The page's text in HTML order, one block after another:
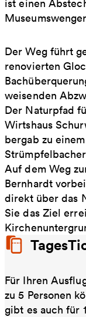
ist einen
Der Weg führt
renovierten
weisenden
Der Naturpfad
Wirtshaus
bergab zu
Auf dem Weg
Bernhardt
direkt über das
Sie das Ziel
Für Ihren
zu 5 Personen
gibt es auch für